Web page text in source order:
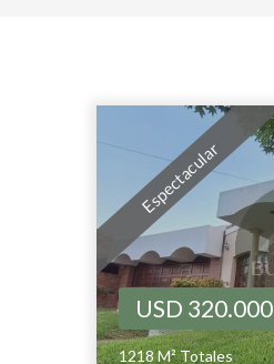
Espectacular
USD 320.000
1218 M² Totales